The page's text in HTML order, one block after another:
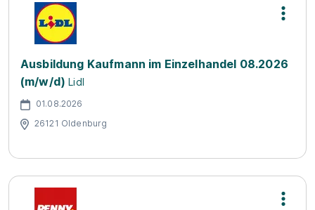
Ausbildung Kaufmann im Einzelhandel 08.2026
(m/w/d) Lidl
01.08.2026
26121 Oldenburg